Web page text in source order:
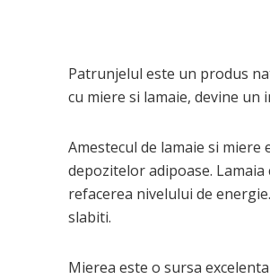
Patrunjelul este un produs
cu miere si lamaie, devine
Amestecul de lamaie si
depozitelor adipoase.
refacerea nivelului de
slabiti.
Mierea este o sursa